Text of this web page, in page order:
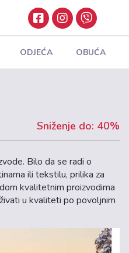
ODJEĆA OBUĆA
Sniženje do: 40%
Bilo da se radi o
ili tekstilu, prilika za
kvalitetnim proizvodima
u kvaliteti po povoljnim